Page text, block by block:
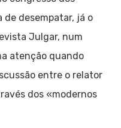
desempatar, já o
Julgar, num
atenção quando
entre o relator
dos «modernos